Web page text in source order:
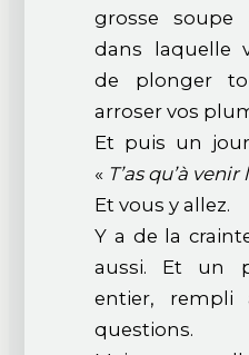
grosse
dans laquelle
de plonger
arroser vos
Et puis un
« T’as qu’à venir
Et vous y allez.
Y a de la
aussi. Et un
entier,
questions.